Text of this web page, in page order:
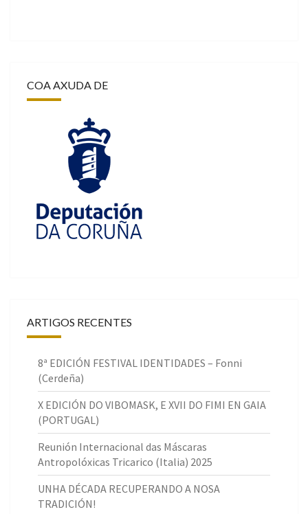
COA AXUDA DE
ARTIGOS RECENTES
8ª EDICIÓN FESTIVAL IDENTIDADES – Fonni
(Cerdeña)
X EDICIÓN DO VIBOMASK, E XVII DO FIMI EN GAIA
(PORTUGAL)
Reunión Internacional das Máscaras
Antropolóxicas Tricarico (Italia) 2025
UNHA DÉCADA RECUPERANDO A NOSA
TRADICIÓN!